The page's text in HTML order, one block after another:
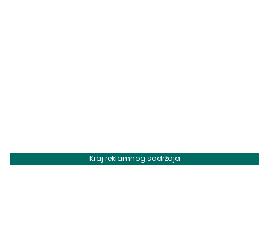
Kraj reklamnog sadržaja